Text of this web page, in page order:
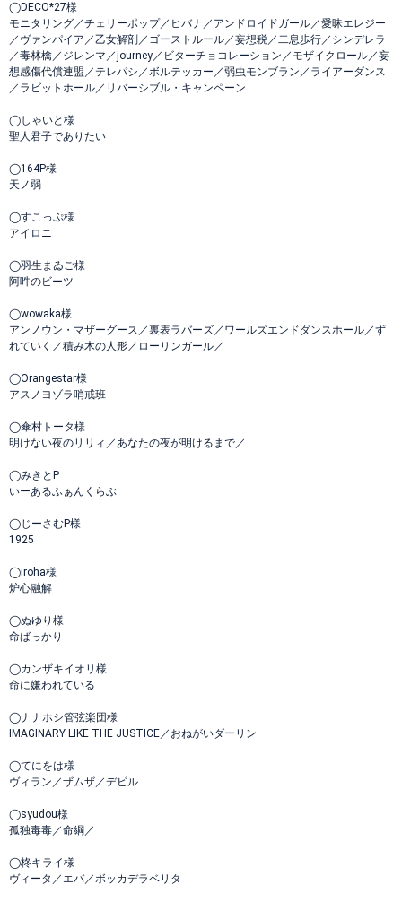
◯DECO*27様
モニタリング／チェリーポップ／ヒバナ／アンドロイドガール／愛昧エレジー
／ヴァンパイア／乙女解剖／ゴーストルール／妄想税／二息歩行／シンデレラ
／毒林檎／ジレンマ／journey／ビターチョコレーション／モザイクロール／妄
想感傷代償連盟／テレパシ／ボルテッカー／弱虫モンブラン／ライアーダンス
／ラビットホール／リバーシブル・キャンペーン
◯しゃいと様
聖人君子でありたい
◯164P様
天ノ弱
◯すこっぷ様
アイロニ
◯羽生まゐご様
阿吽のビーツ
◯wowaka様
アンノウン・マザーグース／裏表ラバーズ／ワールズエンドダンスホール／ず
れていく／積み木の人形／ローリンガール／
◯Orangestar様
アスノヨゾラ哨戒班
◯傘村トータ様
明けない夜のリリィ／あなたの夜が明けるまで／
◯みきとP
いーあるふぁんくらぶ
◯じーさむP様
1925
◯iroha様
炉心融解
◯ぬゆり様
命ばっかり
◯カンザキイオリ様
命に嫌われている
◯ナナホシ管弦楽団様
IMAGINARY LIKE THE JUSTICE／おねがいダーリン
◯てにをは様
ヴィラン／ザムザ／デビル
◯syudou様
孤独毒毒／命綱／
◯柊キライ様
ヴィータ／エバ／ボッカデラベリタ